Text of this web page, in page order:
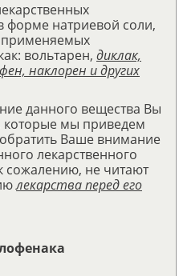
форме натриевой соли,
применяемых
вольтарен, диклак,
наклорен и других
данного вещества Вы
которые мы приведем
Ваше внимание
лекарственного
сожалению, не читают
лекарства перед его